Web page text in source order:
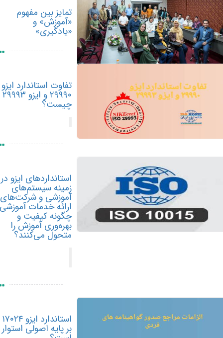
تمایز بین مفهوم
«آموزش» و
«یادگیری»
تفاوت استاندارد ایزو
۲۹۹۹۰ و ایزو ۲۹۹۹۳
چیست؟
استانداردهای ایزو در
زمینه سیستم‌های
آموزشی و شرکت‌های
ارائه خدمات آموزشی
چگونه کیفیت و
بهره‌وری آموزش را
متحول می‌کنند؟
استاندارد ایزو ۱۷۰۲۴
بر پایه اصولی استوار